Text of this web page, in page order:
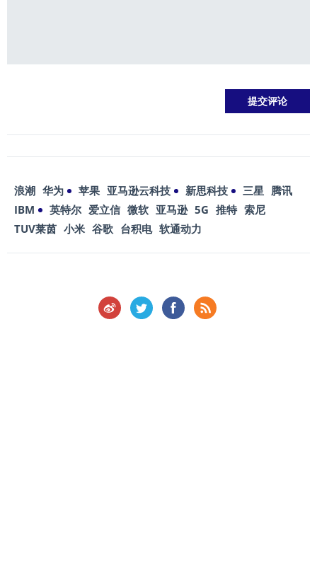
浪潮 华为 苹果 亚马逊云科技 新思科技 三星 腾讯
IBM
英特尔 爱立信 微软 亚马逊 5G 推特 索尼
TUV莱茵 小米 谷歌 台积电 软通动力